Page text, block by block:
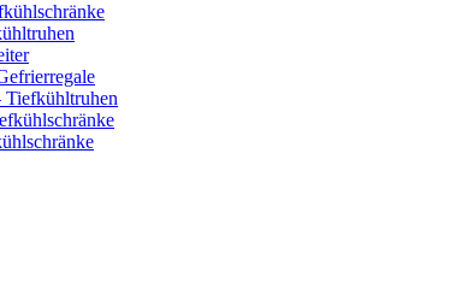
Tiefkühltruhen